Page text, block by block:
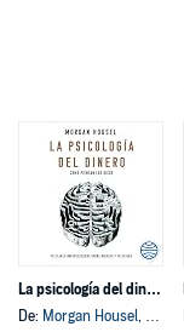
La psicología del dinero
De: Morgan Housel, y otros